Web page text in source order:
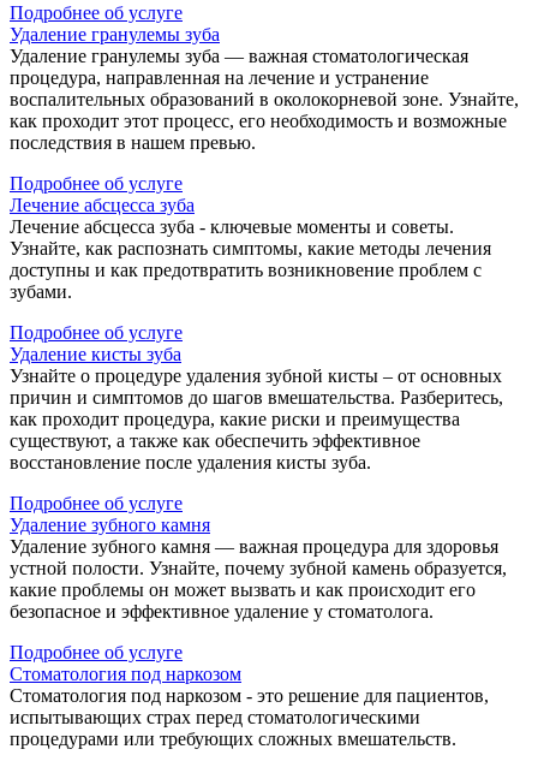
Подробнее об услуге
Удаление гранулемы зуба
Удаление гранулемы зуба — важная стоматологическая
процедура, направленная на лечение и устранение
воспалительных образований в околокорневой зоне. Узнайте,
как проходит этот процесс, его необходимость и возможные
последствия в нашем превью.
Подробнее об услуге
Лечение абсцесса зуба
Лечение абсцесса зуба - ключевые моменты и советы.
Узнайте, как распознать симптомы, какие методы лечения
доступны и как предотвратить возникновение проблем с
зубами.
Подробнее об услуге
Удаление кисты зуба
Узнайте о процедуре удаления зубной кисты – от основных
причин и симптомов до шагов вмешательства. Разберитесь,
как проходит процедура, какие риски и преимущества
существуют, а также как обеспечить эффективное
восстановление после удаления кисты зуба.
Подробнее об услуге
Удаление зубного камня
Удаление зубного камня — важная процедура для здоровья
устной полости. Узнайте, почему зубной камень образуется,
какие проблемы он может вызвать и как происходит его
безопасное и эффективное удаление у стоматолога.
Подробнее об услуге
Cтоматология под наркозом
Стоматология под наркозом - это решение для пациентов,
испытывающих страх перед стоматологическими
процедурами или требующих сложных вмешательств.